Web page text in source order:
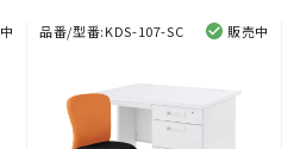
品番/型番:KDS-107-SC 販売中